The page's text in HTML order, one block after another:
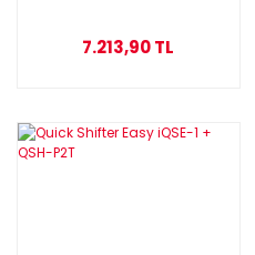
7.213,90 TL